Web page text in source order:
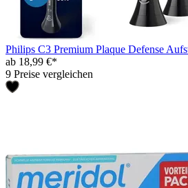
Philips C3 Premium Plaque Defense
ab 18,99 €*
9 Preise vergleichen